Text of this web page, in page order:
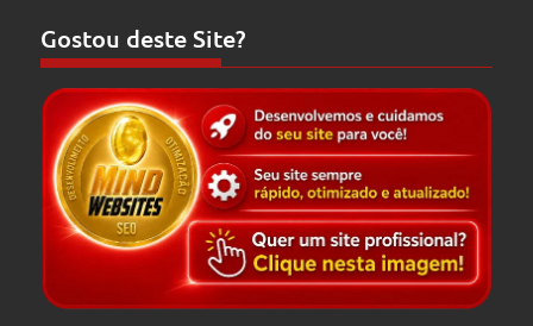
Gostou deste Site?